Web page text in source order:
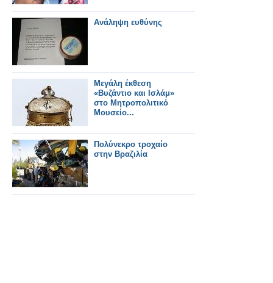
Ανάληψη ευθύνης
Μεγάλη έκθεση
«Βυζάντιο και Ισλάμ»
στο Μητροπολιτικό
Μουσείο...
Πολύνεκρο τροχαίο
στην Βραζιλία